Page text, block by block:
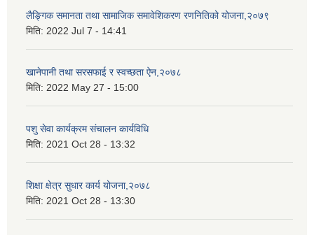
लैङ्गिक समानता तथा सामाजिक समावेशिकरण रणनितिको योजना,२०७९
मिति: 2022 Jul 7 - 14:41
खानेपानी तथा सरसफाई र स्वच्छता ऐन,२०७८
मिति: 2022 May 27 - 15:00
पशु सेवा कार्यक्रम संचालन कार्यविधि
मिति: 2021 Oct 28 - 13:32
शिक्षा क्षेत्र सुधार कार्य योजना,२०७८
मिति: 2021 Oct 28 - 13:30